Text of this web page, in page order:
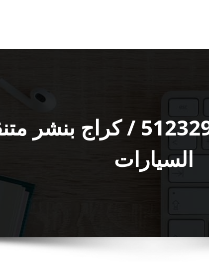
بنشر سلوى رقم / 51232939‬ /
السيارات